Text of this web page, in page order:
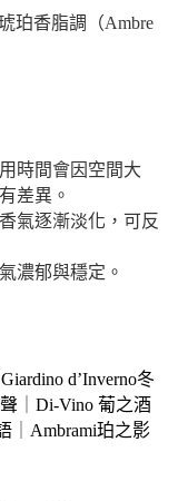
珀香脂調（Ambre
時間會因空間大
差異。
氣逐漸淡化，可反
濃郁與穩定。
Giardino d’Inverno冬
Di-Vino 葡之酒
Ambrami珀之影